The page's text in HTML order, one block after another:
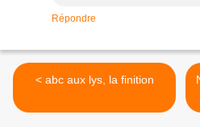
Répondre
< abc aux lys, la finition